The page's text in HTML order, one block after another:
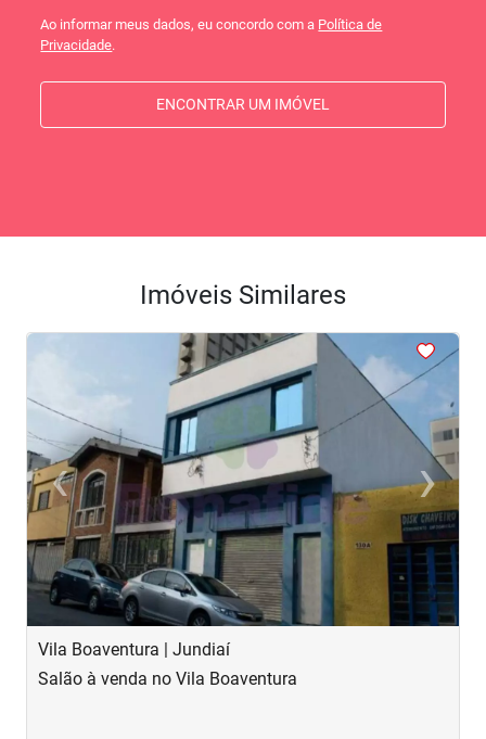
Ao informar meus dados, eu concordo com a Política de
Privacidade.
ENCONTRAR UM IMÓVEL
Imóveis Similares
‹Previous ›Next
Vila Boaventura | Jundiaí
Salão à venda no Vila Boaventura